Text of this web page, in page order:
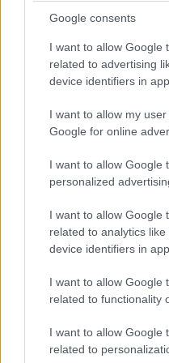
Google consents
I want to allow Google
related to advertising
device identifiers in
I want to allow my
Google for online
I want to allow Google
personalized
I want to allow Google
related to analytics
device identifiers in
I want to allow Google
related to functionality
I want to allow Google
related to
Russell Crowe
William Friedkin 1973-
ami több generáció
tökéletes
akkoriban még
később, a 2010-es
zsánerben, ami
Ezek persze nyomába
és egyelőre szkeptikus